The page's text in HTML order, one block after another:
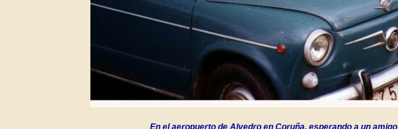
En el aeropuerto de Alvedro en Coruña, esperando a un amigo